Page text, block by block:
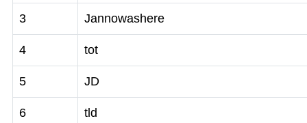
3 Jannowashere
4 tot
5 JD
6 tld